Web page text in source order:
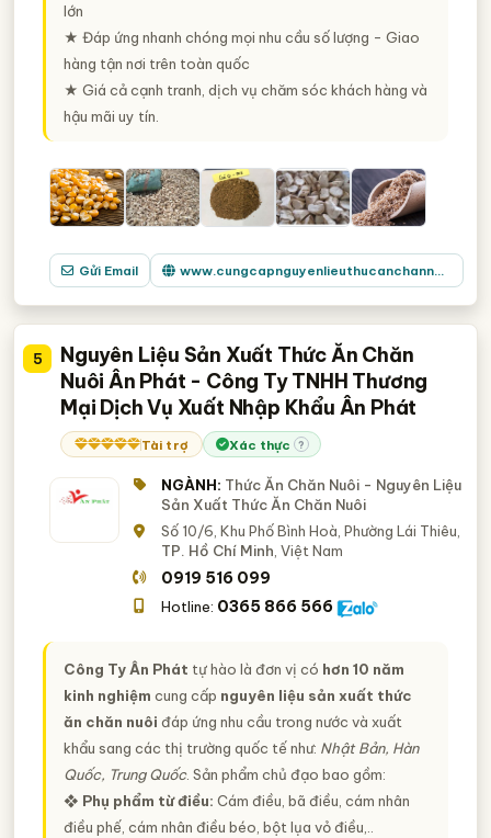
lớn
★ Đáp ứng nhanh chóng mọi nhu cầu số lượng - Giao
hàng tận nơi trên toàn quốc
★ Giá cả cạnh tranh, dịch vụ chăm sóc khách hàng và
hậu mãi uy tín.
Gửi Email www.cungcapnguyenlieuthucanchannuoi.com
5
Nguyên Liệu Sản Xuất Thức Ăn Chăn
Nuôi Ân Phát - Công Ty TNHH Thương
Mại Dịch Vụ Xuất Nhập Khẩu Ân Phát
Tài trợ Xác thực ?
NGÀNH: Thức Ăn Chăn Nuôi - Nguyên Liệu
Sản Xuất Thức Ăn Chăn Nuôi
Số 10/6, Khu Phố Bình Hoà, Phường Lái Thiêu,
TP. Hồ Chí Minh, Việt Nam
0919 516 099
Hotline: 0365 866 566
Công Ty Ân Phát tự hào là đơn vị có hơn 10 năm
kinh nghiệm cung cấp nguyên liệu sản xuất thức
ăn chăn nuôi đáp ứng nhu cầu trong nước và xuất
khẩu sang các thị trường quốc tế như: Nhật Bản, Hàn
Quốc, Trung Quốc. Sản phẩm chủ đạo bao gồm:
❖ Phụ phẩm từ điều: Cám điều, bã điều, cám nhân
điều phế, cám nhân điều béo, bột lụa vỏ điều,..